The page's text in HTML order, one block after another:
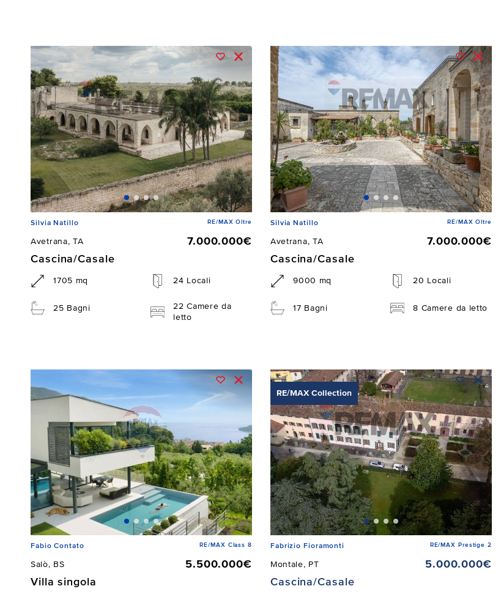
Silvia Natillo RE/MAX Oltre
Avetrana, TA
7.000.000€
Cascina/Casale
1705 mq 24 Locali
25 Bagni
22 Camere da
letto
Silvia Natillo RE/MAX Oltre
Avetrana, TA
7.000.000€
Cascina/Casale
9000 mq 20 Locali
17 Bagni 8 Camere da letto
Fabio Contato RE/MAX Class 8
Salò, BS
5.500.000€
Villa singola
RE/MAX Collection
Fabrizio Fioramonti RE/MAX Prestige 2
Montale, PT
5.000.000€
Cascina/Casale